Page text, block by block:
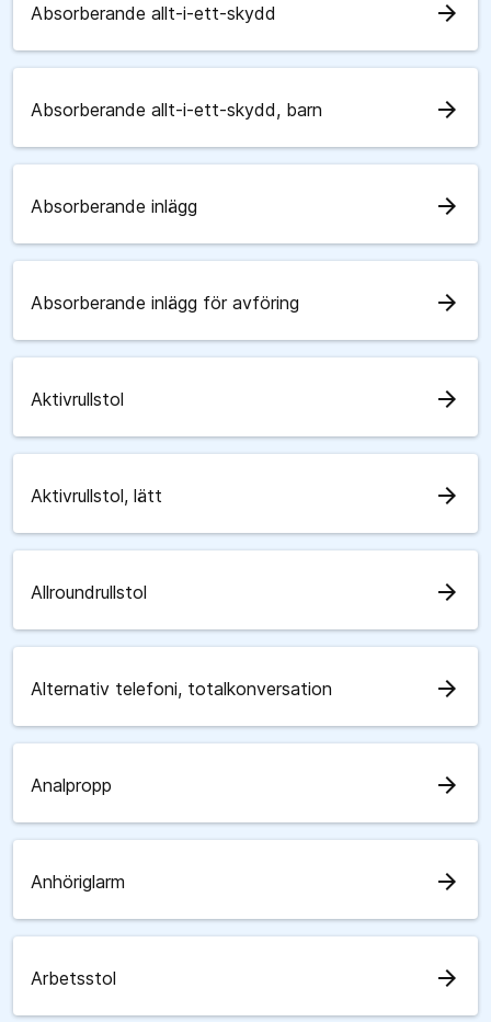
Absorberande allt-i-ett-skydd arrow_forward
Absorberande allt-i-ett-skydd, barn arrow_forward
Absorberande inlägg arrow_forward
Absorberande inlägg för avföring arrow_forward
Aktivrullstol arrow_forward
Aktivrullstol, lätt arrow_forward
Allroundrullstol arrow_forward
Alternativ telefoni, totalkonversation arrow_forward
Analpropp arrow_forward
Anhöriglarm arrow_forward
Arbetsstol arrow_forward